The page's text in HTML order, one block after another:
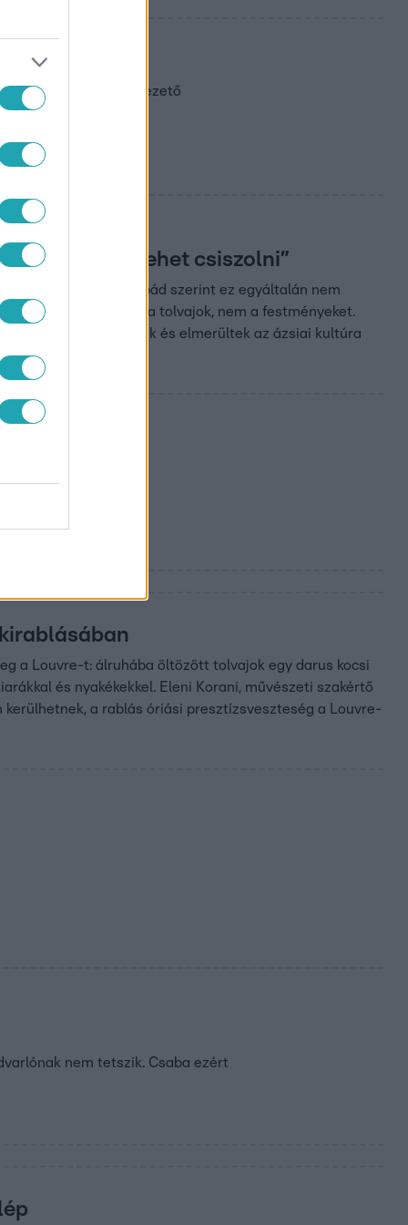
rablásról
Egy magyar idegenvezető
át lehet csiszolni”
ot – Polgár Árpád szerint ez egyáltalán nem
ékszereket viszik el a tolvajok, nem a festményeket.
jártak, szumót néztek és elmerültek az ázsiai kultúra
a Louvre-t: álruhába öltözött tolvajok egy darus kocsi
és nyakékekkel. Eleni Korani, művészeti szakértő
a rablás óriási presztízsveszteség a Louvre-
nem tetszik. Csaba ezért